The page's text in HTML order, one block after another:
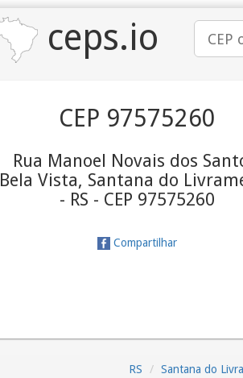
ceps.io
CEP 97575260
Rua Manoel Novais dos
Bela Vista, Santana do
- RS - CEP 97575260
Compartilhar
RS Santana do